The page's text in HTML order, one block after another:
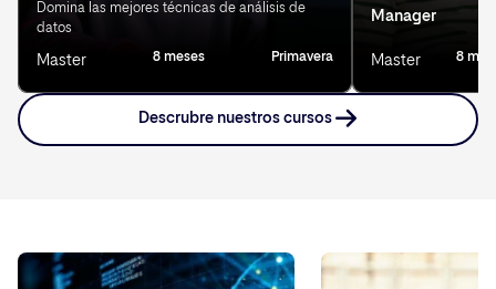
Domina las mejores técnicas de análisis de
datos
Master 8 meses Primavera
Manager
Master 8
Descrubre nuestros cursos